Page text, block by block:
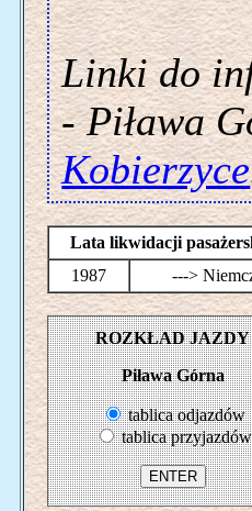
Linki do
- Piława
Kobierzyce
Lata likwidacji
1987
--->
ROZKŁAD JAZDY
Piława Górna
tablica odjazdów
tablica przyjazdów